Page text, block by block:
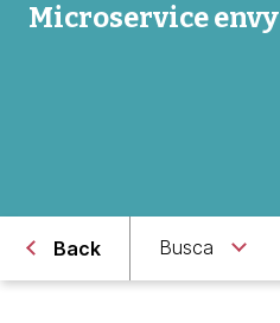
Microservice envy
Back Busca